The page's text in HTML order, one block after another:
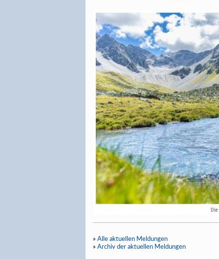
» Alle aktuellen Meldungen
» Archiv der aktuellen Meldungen